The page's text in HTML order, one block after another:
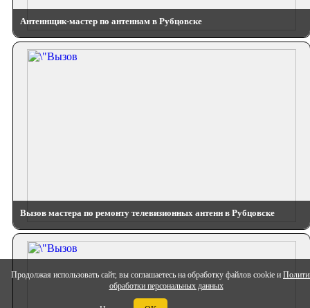
Продолжая использовать сайт, вы соглашаетесь на обработку файлов cookie и
обработки персональных данных
Антеннщик-мастер по антеннам в Рубцовске
Вызов мастера по ремонту телевизионных антенн в Рубцовске